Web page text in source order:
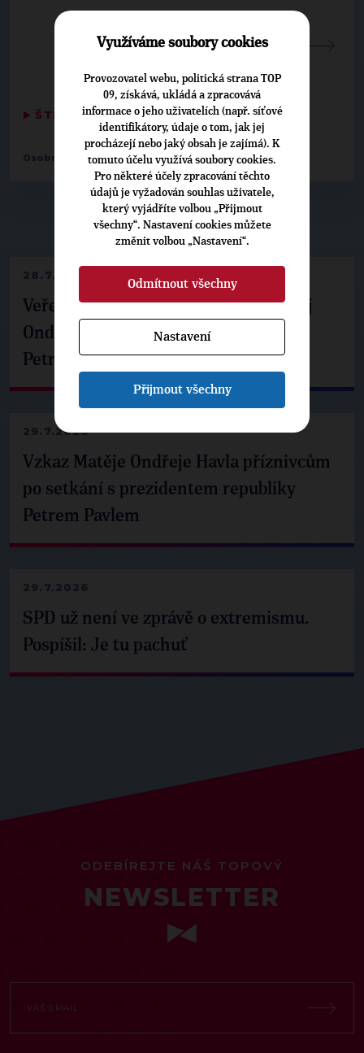
▶NEPŘEHLÉDNĚTE◀
28.7.2026
Veřejné finance, euro i školství. Matěj
Ondřej Havel jednal s prezidentem
Petrem Pavlem
29.7.2026
Vzkaz Matěje Ondřeje Havla příznivcům
po setkání s prezidentem republiky
Petrem Pavlem
29.7.2026
SPD už není ve zprávě o extremismu.
Pospíšil: Je tu pachuť
Fotografie 1-8 z 9
▶ ŠTÍTKY◀
Osobnosti: Jiří Blažek,Tomáš Czernin,Jan Půža
ODEBÍREJTE NÁŠ TOPOVÝ
NEWSLETTER
Využíváme soubory cookies
Provozovatel webu, politická strana TOP
09, získává, ukládá a zpracovává
informace o jeho uživatelích (např. síťové
identifikátory, údaje o tom, jak jej
procházejí nebo jaký obsah je zajímá). K
tomuto účelu využívá soubory cookies.
Pro některé účely zpracování těchto
údajů je vyžadován souhlas uživatele,
který vyjádříte volbou „Přijmout
všechny“. Nastavení cookies můžete
změnit volbou „Nastavení“.
Odmítnout všechny
Nastavení
Přijmout všechny